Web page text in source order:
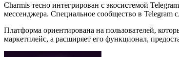
Charmis тесно интегрирован с экосистемой
мессенджера. Специальное сообщество в
Платформа ориентирована на пользователей,
маркетплейс, а расширяет его функционал,